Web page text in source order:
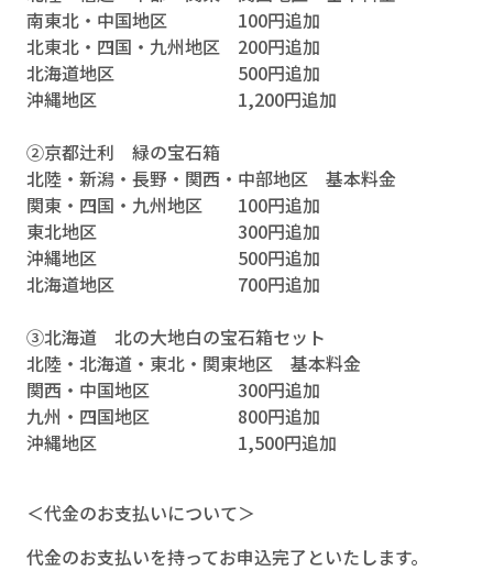
南東北・中国地区 100円追加
北東北・四国・九州地区 200円追加
北海道地区 500円追加
沖縄地区 1,200円追加
②京都辻利 緑の宝石箱
北陸・新潟・長野・関西・中部地区 基本料金
関東・四国・九州地区 100円追加
東北地区 300円追加
沖縄地区 500円追加
北海道地区 700円追加
③北海道 北の大地白の宝石箱セット
北陸・北海道・東北・関東地区 基本料金
関西・中国地区 300円追加
九州・四国地区 800円追加
沖縄地区 1,500円追加
＜代金のお支払いについて＞
代金のお支払いを持ってお申込完了といたします。